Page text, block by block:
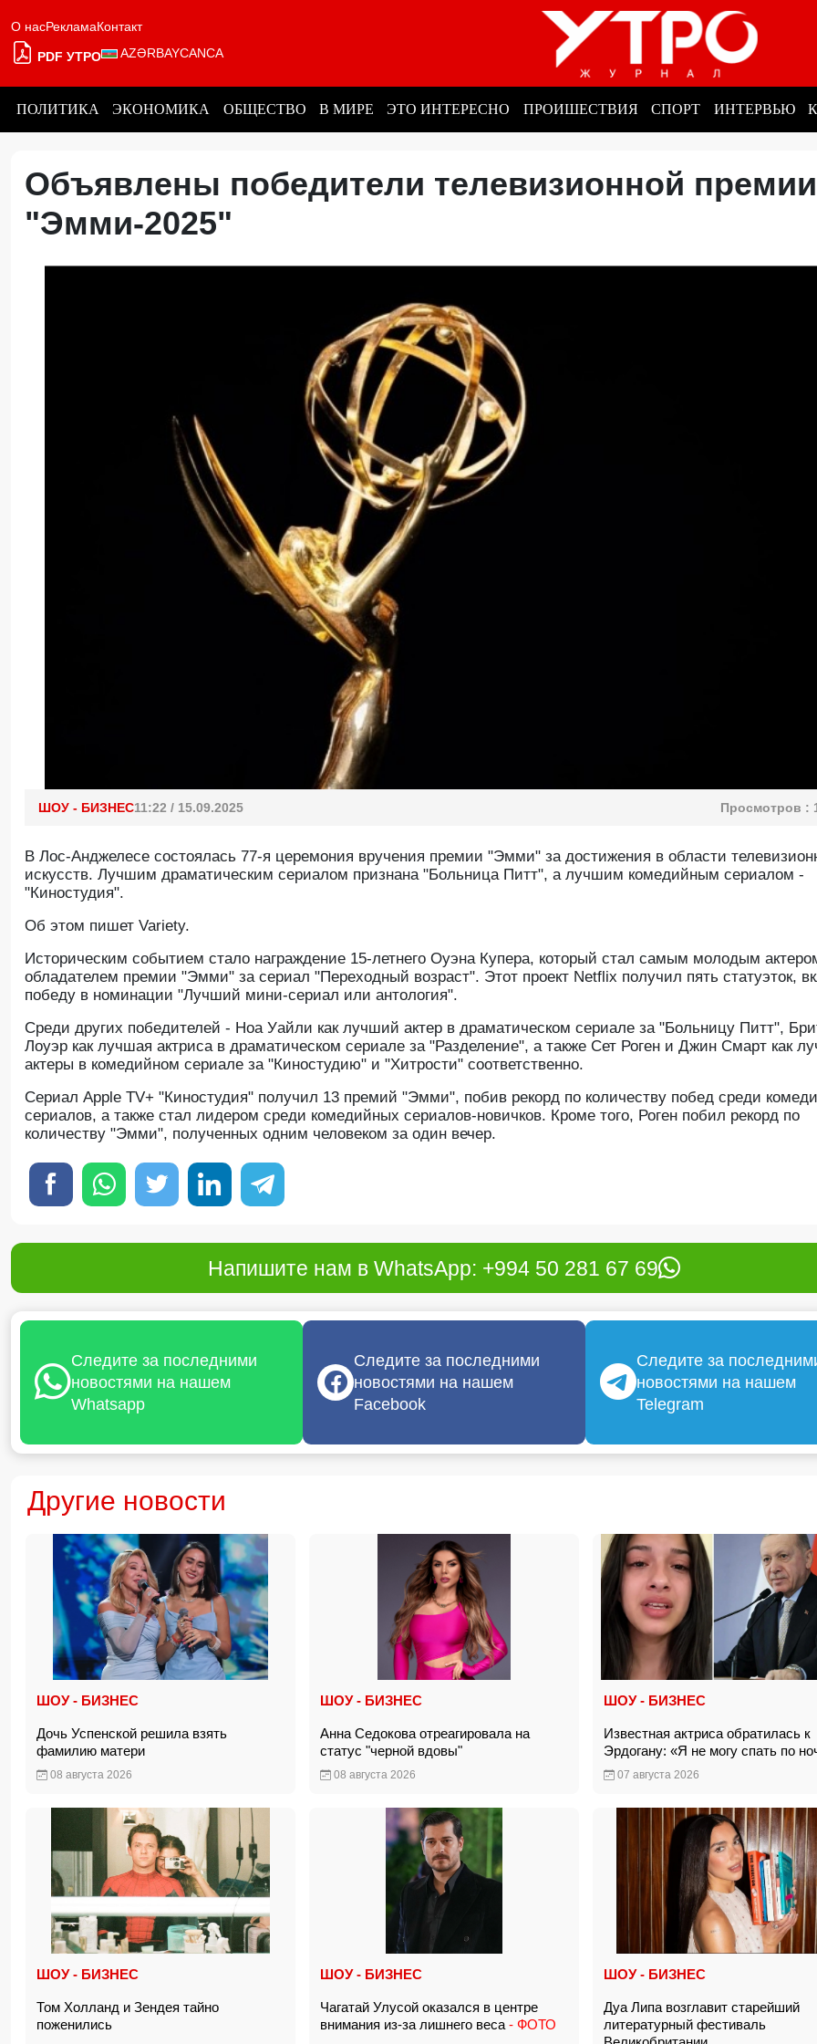
О насРекламаКонтакт
PDF УТРО AZƏRBAYCANCA
ПОЛИТИКА ЭКОНОМИКА ОБЩЕСТВО В МИРЕ ЭТО ИНТЕРЕСНО ПРОИШЕСТВИЯ СПОРТ ИНТЕРВЬЮ
Объявлены победители телевизионной премии
"Эмми-2025"
ШОУ - БИЗНЕС11:22 / 15.09.2025 Просмотров :
В Лос-Анджелесе состоялась 77-я церемония вручения премии "Эмми" за достижения в области
искусств. Лучшим драматическим сериалом признана "Больница Питт", а лучшим комедийным сериалом -
"Киностудия".
Oб этом пишет Variety.
Историческим событием стало награждение 15-летнего Оуэна Купера, который стал самым молодым
обладателем премии "Эмми" за сериал "Переходный возраст". Этот проект Netflix получил пять статуэток,
победу в номинации "Лучший мини-сериал или антология".
Среди других победителей - Ноа Уайли как лучший актер в драматическом сериале за "Больницу Питт",
Лоуэр как лучшая актриса в драматическом сериале за "Разделение", а также Сет Роген и Джин Смарт как
актеры в комедийном сериале за "Киностудию" и "Хитрости" соответственно.
Сериал Apple TV+ "Киностудия" получил 13 премий "Эмми", побив рекорд по количеству побед среди
сериалов, а также стал лидером среди комедийных сериалов-новичков. Кроме того, Роген побил рекорд по
количеству "Эмми", полученных одним человеком за один вечер.
Напишите нам в WhatsApp: +994 50 281 67 69
Следите за последними
новостями на нашем
Whatsapp
Следите за последними
новостями на нашем
Facebook
Следите за
новостями на нашем
Telegram
Другие новости
ШОУ - БИЗНЕС
Дочь Успенской решила взять
фамилию матери
08 августа 2026
ШОУ - БИЗНЕС
Анна Седокова отреагировала на
статус "черной вдовы"
08 августа 2026
ШОУ - БИЗНЕС
Известная актриса обратилась к
Эрдогану: «Я не могу спать по
07 августа 2026
ШОУ - БИЗНЕС
Том Холланд и Зендея тайно
поженились
ШОУ - БИЗНЕС
Чагатай Улусой оказался в центре
внимания из-за лишнего веса - ФОТО
ШОУ - БИЗНЕС
Дуа Липа возглавит старейший
литературный фестиваль